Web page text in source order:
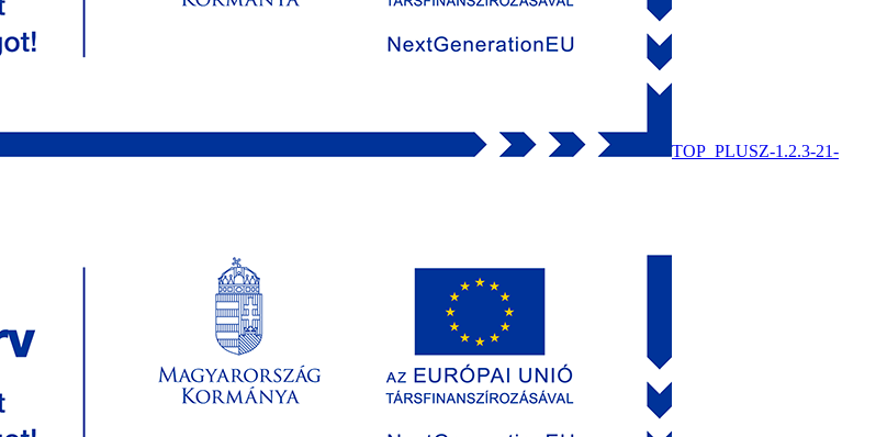
TOP_PLUSZ-1.2.3-21-